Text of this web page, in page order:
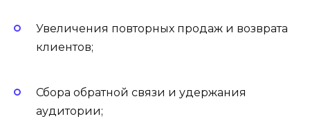
Увеличения повторных продаж и возврата
клиентов;
Сбора обратной связи и удержания
аудитории;